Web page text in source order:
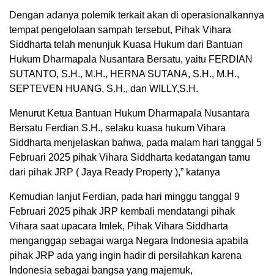
Dengan adanya polemik terkait akan di operasionalkannya
tempat pengelolaan sampah tersebut, Pihak Vihara
Siddharta telah menunjuk Kuasa Hukum dari Bantuan
Hukum Dharmapala Nusantara Bersatu, yaitu FERDIAN
SUTANTO, S.H., M.H., HERNA SUTANA, S.H., M.H.,
SEPTEVEN HUANG, S.H., dan WILLY,S.H.
Menurut Ketua Bantuan Hukum Dharmapala Nusantara
Bersatu Ferdian S.H., selaku kuasa hukum Vihara
Siddharta menjelaskan bahwa, pada malam hari tanggal 5
Februari 2025 pihak Vihara Siddharta kedatangan tamu
dari pihak JRP ( Jaya Ready Property ),” katanya
Kemudian lanjut Ferdian, pada hari minggu tanggal 9
Februari 2025 pihak JRP kembali mendatangi pihak
Vihara saat upacara Imlek, Pihak Vihara Siddharta
menganggap sebagai warga Negara Indonesia apabila
pihak JRP ada yang ingin hadir di persilahkan karena
Indonesia sebagai bangsa yang majemuk,